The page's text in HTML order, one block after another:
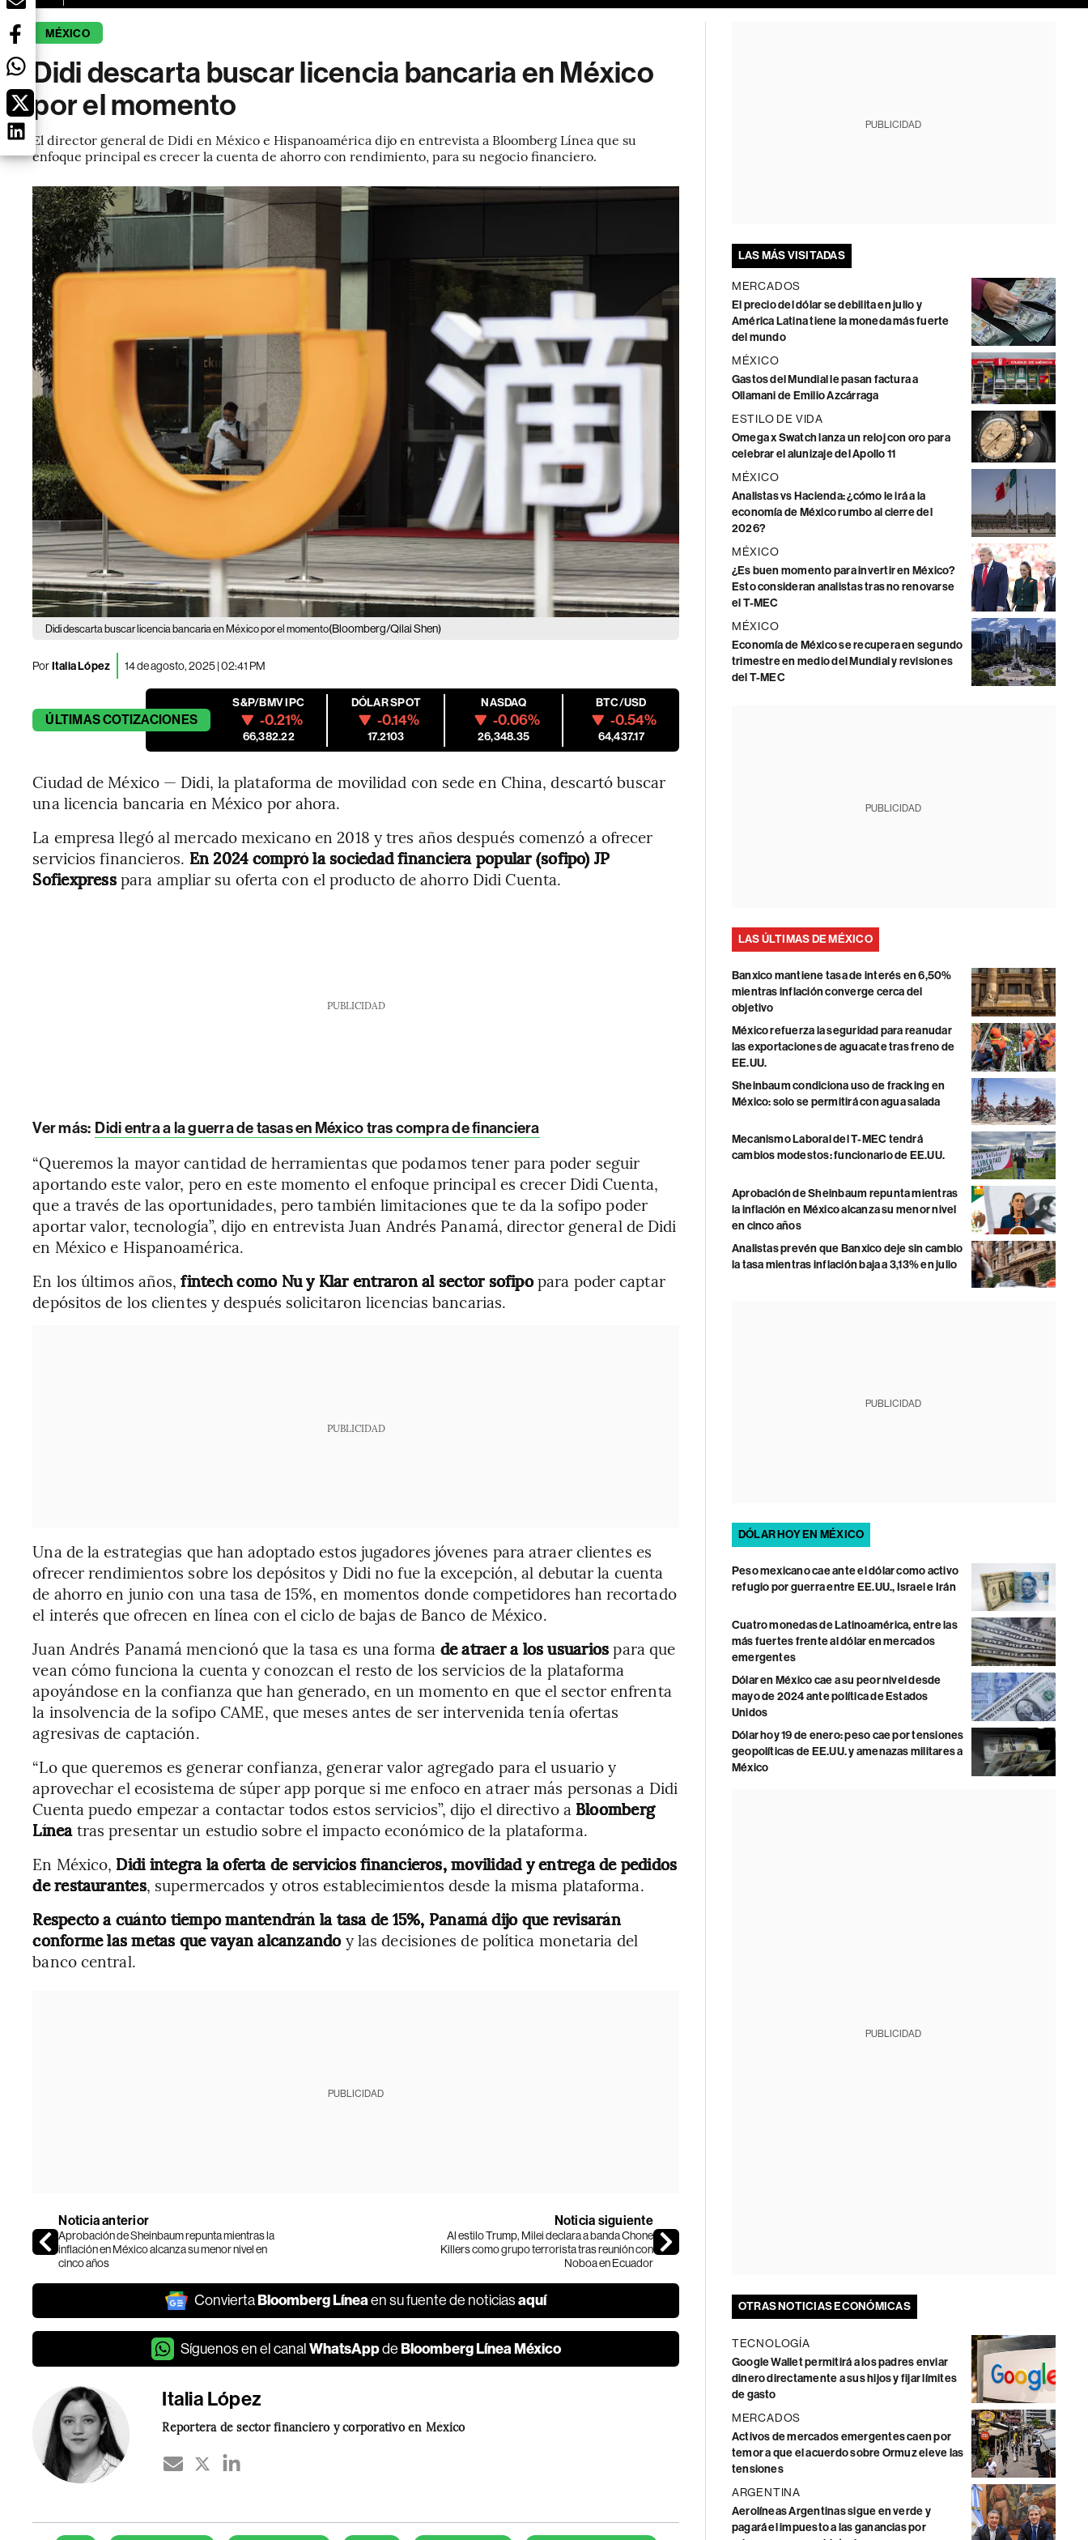
MÉXICO
Didi descarta buscar licencia bancaria en México
por el momento
El director general de Didi en México e Hispanoamérica dijo en entrevista a Bloomberg Línea que su
enfoque principal es crecer la cuenta de ahorro con rendimiento, para su negocio financiero.
Didi descarta buscar licencia bancaria en México por el momento(Bloomberg/Qilai Shen)
PorItalia López 14 de agosto, 2025 | 02:41 PM
ÚLTIMASCOTIZACIONES
S&P/BMV IPC
-0.21%
66,382.22
DÓLAR SPOT
-0.14%
17.2103
NASDAQ
-0.06%
26,348.35
BTC/USD
-0.54%
64,437.17
Ciudad de México — Didi, la plataforma de movilidad con sede en China, descartó buscar
una licencia bancaria en México por ahora.
La empresa llegó al mercado mexicano en 2018 y tres años después comenzó a ofrecer
servicios financieros. En 2024 compró la sociedad financiera popular (sofipo) JP
Sofiexpresspara ampliar su oferta con el producto de ahorro Didi Cuenta.
PUBLICIDAD
Ver más: Didi entra a la guerra de tasas en México tras compra de financiera
“Queremos la mayor cantidad de herramientas que podamos tener para poder seguir
aportando este valor, pero en este momento el enfoque principal es crecer Didi Cuenta,
que a través de las oportunidades, pero también limitaciones que te da la sofipo poder
aportar valor, tecnología”, dijo en entrevista Juan Andrés Panamá, director general de Didi
en México e Hispanoamérica.
En los últimos años,fintech como Nu y Klar entraron al sector sofipopara poder captar
depósitos de los clientes y después solicitaron licencias bancarias.
PUBLICIDAD
Una de la estrategias que han adoptado estos jugadores jóvenes para atraer clientes es
ofrecer rendimientos sobre los depósitos y Didi no fue la excepción, al debutar la cuenta
de ahorro en junio con una tasa de 15%, en momentos donde competidores han recortado
el interés que ofrecen en línea con el ciclo de bajas de Banco de México.
Juan Andrés Panamá mencionó que la tasa es una forma de atraer a los usuariospara que
vean cómo funciona la cuenta y conozcan el resto de los servicios de la plataforma
apoyándose en la confianza que han generado, en un momento en que el sector enfrenta
la insolvencia de la sofipo CAME, que meses antes de ser intervenida tenía ofertas
agresivas de captación.
“Lo que queremos es generar confianza, generar valor agregado para el usuario y
aprovechar el ecosistema de súper app porque si me enfoco en atraer más personas a Didi
Cuenta puedo empezar a contactar todos estos servicios”, dijo el directivo a Bloomberg
Líneatras presentar un estudio sobre el impacto económico de la plataforma.
En México, Didi integra la oferta de servicios financieros, movilidad y entrega de pedidos
de restaurantes, supermercados y otros establecimientos desde la misma plataforma.
Respecto a cuánto tiempo mantendrán la tasa de 15%, Panamá dijo que revisarán
conforme las metas que vayan alcanzandoy las decisiones de política monetaria del
banco central.
PUBLICIDAD
Noticia anterior
Aprobación de Sheinbaum repunta mientras la
inflación en México alcanza su menor nivel en
cinco años
Noticia siguiente
Al estilo Trump, Milei declara a banda Chone
Killers como grupo terrorista tras reunión con
Noboa en Ecuador
ConviertaBloomberg Líneaen su fuente de noticiasaquí
Síguenos en el canal WhatsAppde Bloomberg Línea México
Italia López
Reportera de sector financiero y corporativo en México
PUBLICIDAD
LAS MÁS VISITADAS
MERCADOS
El precio del dólar se debilita en julio y
América Latina tiene la moneda más fuerte
del mundo
MÉXICO
Gastos del Mundial le pasan factura a
Ollamani de Emilio Azcárraga
ESTILO DE VIDA
Omega x Swatch lanza un reloj con oro para
celebrar el alunizaje del Apollo 11
MÉXICO
Analistas vs Hacienda: ¿cómo le irá a la
economía de México rumbo al cierre del
2026?
MÉXICO
¿Es buen momento para invertir en México?
Esto consideran analistas tras no renovarse
el T-MEC
MÉXICO
Economía de México se recupera en segundo
trimestre en medio del Mundial y revisiones
del T-MEC
PUBLICIDAD
LAS ÚLTIMAS DE MÉXICO
Banxico mantiene tasa de interés en 6,50%
mientras inflación converge cerca del
objetivo
México refuerza la seguridad para reanudar
las exportaciones de aguacate tras freno de
EE.UU.
Sheinbaum condiciona uso de fracking en
México: solo se permitirá con agua salada
Mecanismo Laboral del T-MEC tendrá
cambios modestos: funcionario de EE.UU.
Aprobación de Sheinbaum repunta mientras
la inflación en México alcanza su menor nivel
en cinco años
Analistas prevén que Banxico deje sin cambio
la tasa mientras inflación baja a 3,13% en julio
PUBLICIDAD
DÓLAR HOY EN MÉXICO
Peso mexicano cae ante el dólar como activo
refugio por guerra entre EE.UU., Israel e Irán
Cuatro monedas de Latinoamérica, entre las
más fuertes frente al dólar en mercados
emergentes
Dólar en México cae a su peor nivel desde
mayo de 2024 ante política de Estados
Unidos
Dólar hoy 19 de enero: peso cae por tensiones
geopolíticas de EE.UU. y amenazas militares a
México
PUBLICIDAD
OTRAS NOTICIAS ECONÓMICAS
TECNOLOGÍA
Google Wallet permitirá a los padres enviar
dinero directamente a sus hijos y fijar límites
de gasto
MERCADOS
Activos de mercados emergentes caen por
temor a que el acuerdo sobre Ormuz eleve las
tensiones
ARGENTINA
Aerolíneas Argentinas sigue en verde y
pagará el impuesto a las ganancias por